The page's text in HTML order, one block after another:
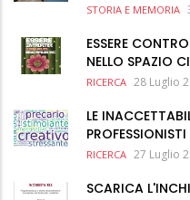
STORIA E MEMORIA
ESSERE
NELLO SPAZIO
RICERCA 28 Luglio
LE
RICERCA 27 Luglio
SCARICA